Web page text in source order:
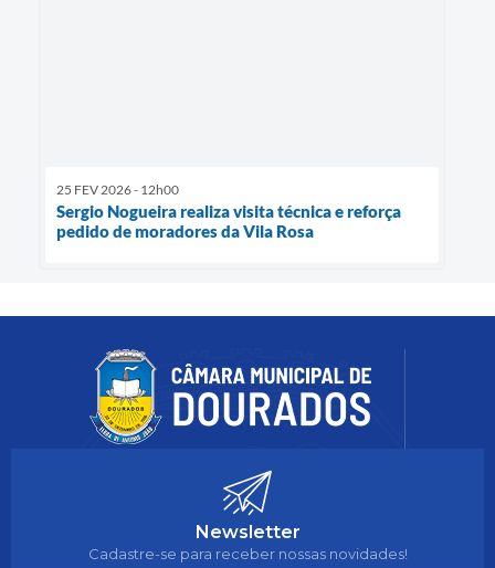
25 FEV 2026 - 12h00
Sergio Nogueira realiza visita técnica e reforça
pedido de moradores da Vila Rosa
Newsletter
Cadastre-se para receber nossas novidades!